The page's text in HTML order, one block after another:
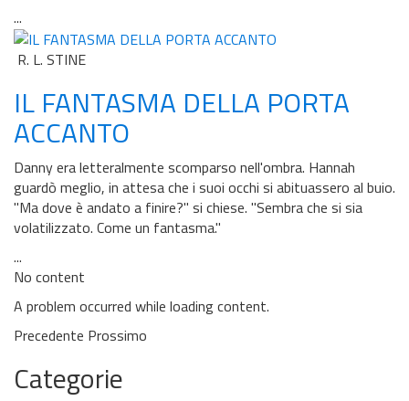
...
R. L. STINE
IL FANTASMA DELLA PORTA
ACCANTO
Danny era letteralmente scomparso nell'ombra. Hannah
guardò meglio, in attesa che i suoi occhi si abituassero al buio.
"Ma dove è andato a finire?" si chiese. "Sembra che si sia
volatilizzato. Come un fantasma."
...
No content
A problem occurred while loading content.
Precedente Prossimo
Categorie